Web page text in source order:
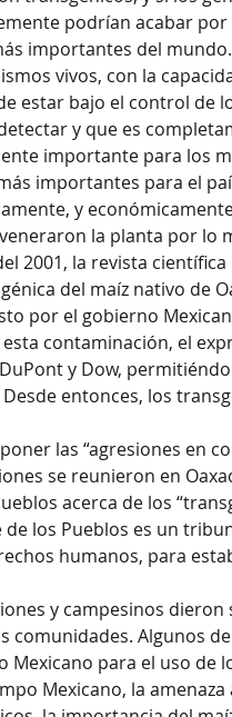
podrían acabar
importantes del
vivos, con la
estar bajo el control de
y que es
importante para los
importantes para el
y
la planta por lo
2001, la revista
del maíz nativo de
por el gobierno
contaminación, el
y Dow,
entonces, los
las “agresiones en
se reunieron en
acerca de los
los Pueblos es un
humanos, para
y campesinos
comunidades. Algunos
Mexicano para el uso de
Mexicano, la